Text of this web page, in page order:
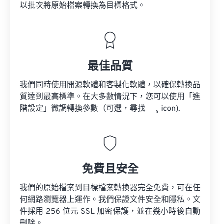
以批次將原始檔案轉換為目標格式。
最佳品質
我們同時使用開源軟體和客製化軟體，以確保轉換品
質達到最高標準。在大多數情況下，您可以使用「進
階設定」微調轉換參數（可選，尋找
icon).
免費且安全
我們的原始檔案到目標檔案轉換器完全免費，可在任
何網路瀏覽器上運作。我們保證文件安全和隱私。文
件採用 256 位元 SSL 加密保護，並在幾小時後自動